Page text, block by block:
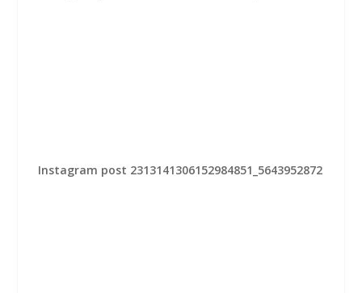
Instagram post 2313141306152984851_5643952872